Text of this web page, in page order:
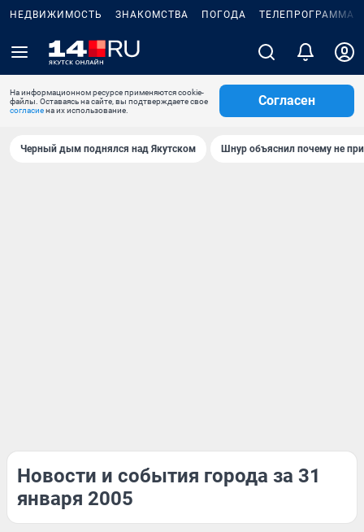
НЕДВИЖИМОСТЬ ЗНАКОМСТВА ПОГОДА ТЕЛЕПРОГРАММА
На информационном ресурсе применяются cookie-
файлы. Оставаясь на сайте, вы подтверждаете свое
согласиена их использование.
Согласен
Черный дым поднялся над Якутском Шнур объяснил почему не
Новости и события города за 31
января 2005